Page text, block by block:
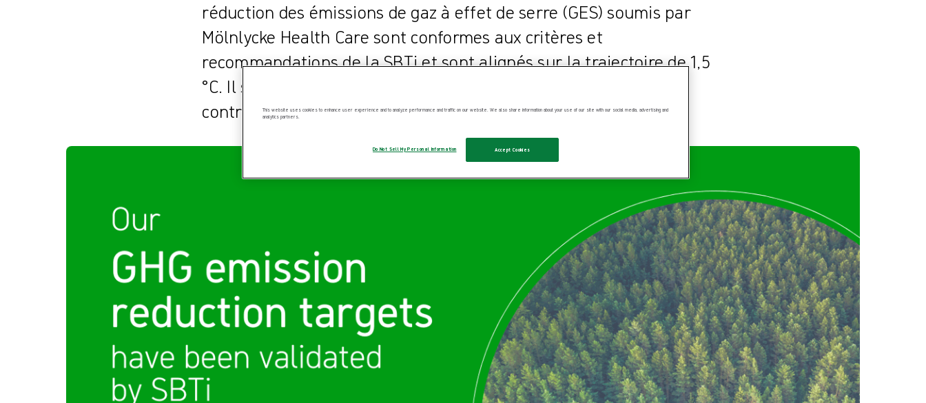
réduction des émissions de gaz à effet de serre (GES) soumis par
Mölnlycke Health Care sont conformes aux critères et
recommandations de la SBTi et sont alignés sur la trajectoire de 1,5
°C. Il s’agit de la prochaine étape vers l’ambition de Mölnlycke de
contribuer à la décarbonation des soins de santé.
This website uses cookies to enhance user experience and to analyze performance and traffic on our website. We also share information about your use of our site with our social media, advertising and
analytics partners.
Do Not Sell My Personal Information Accept Cookies